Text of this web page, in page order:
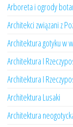
Arboreta i ogrody
Architekci związani z
Architektura gotyku w
Architektura I
Architektura I
Architektura Lusaki
Architektura